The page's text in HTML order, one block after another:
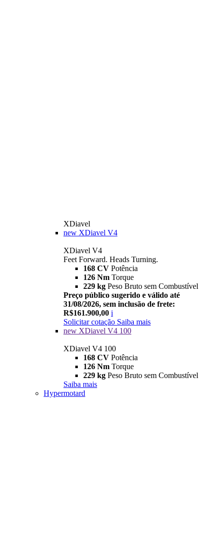
XDiavel
new XDiavel V4
XDiavel V4
Feet Forward. Heads Turning.
168 CV Potência
126 Nm Torque
229 kg Peso Bruto sem Combustível
Preço público sugerido e válido até
31/08/2026, sem inclusão de frete:
R$161.900,00 i
Solicitar cotação Saiba mais
new XDiavel V4 100
XDiavel V4 100
168 CV Potência
126 Nm Torque
229 kg Peso Bruto sem Combustível
Saiba mais
Hypermotard